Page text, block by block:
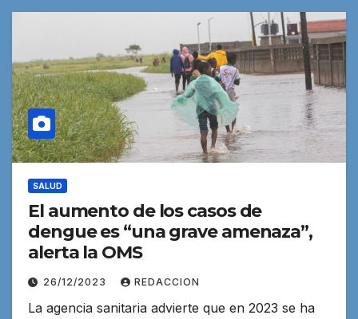
SALUD
El aumento de los casos de
dengue es “una grave amenaza”,
alerta la OMS
26/12/2023 REDACCION
La agencia sanitaria advierte que en 2023 se ha